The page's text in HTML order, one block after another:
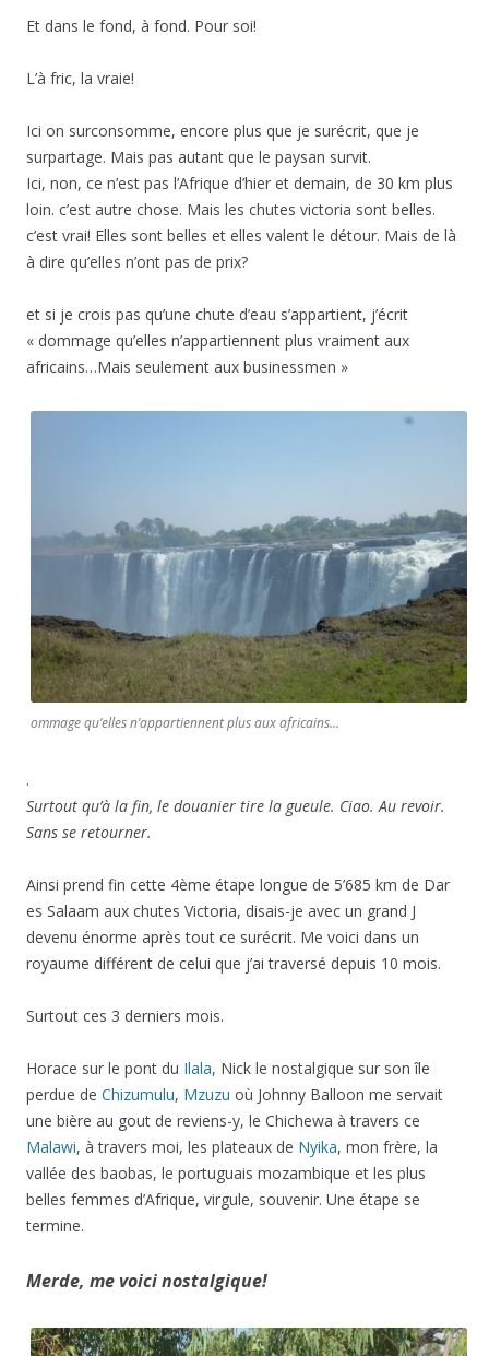
Et dans le fond, à fond. Pour soi!
L’à fric, la vraie!
Ici on surconsomme, encore plus que je surécrit, que je
surpartage. Mais pas autant que le paysan survit.
Ici, non, ce n’est pas l’Afrique d’hier et demain, de 30 km plus
loin. c’est autre chose. Mais les chutes victoria sont belles.
c’est vrai! Elles sont belles et elles valent le détour. Mais de là
à dire qu’elles n’ont pas de prix?
et si je crois pas qu’une chute d’eau s’appartient, j’écrit
« dommage qu’elles n’appartiennent plus vraiment aux
africains…Mais seulement aux businessmen »
ommage qu’elles n’appartiennent plus aux africains…
.
Surtout qu’à la fin, le douanier tire la gueule. Ciao. Au revoir.
Sans se retourner.
Ainsi prend fin cette 4ème étape longue de 5’685 km de Dar
es Salaam aux chutes Victoria, disais-je avec un grand J
devenu énorme après tout ce surécrit. Me voici dans un
royaume différent de celui que j’ai traversé depuis 10 mois.
Surtout ces 3 derniers mois.
Horace sur le pont du Ilala, Nick le nostalgique sur son île
perdue de Chizumulu, Mzuzu où Johnny Balloon me servait
une bière au gout de reviens-y, le Chichewa à travers ce
Malawi, à travers moi, les plateaux de Nyika, mon frère, la
vallée des baobas, le portuguais mozambique et les plus
belles femmes d’Afrique, virgule, souvenir. Une étape se
termine.
Merde, me voici nostalgique!